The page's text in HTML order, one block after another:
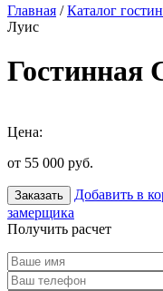
Главная /Каталог
Луис
Гостинная
Цена:
от 55 000 руб.
Заказать Добавить в
замерщика
Получить расчет